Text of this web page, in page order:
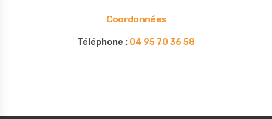
Coordonnées
Téléphone : 04 95 70 36 58